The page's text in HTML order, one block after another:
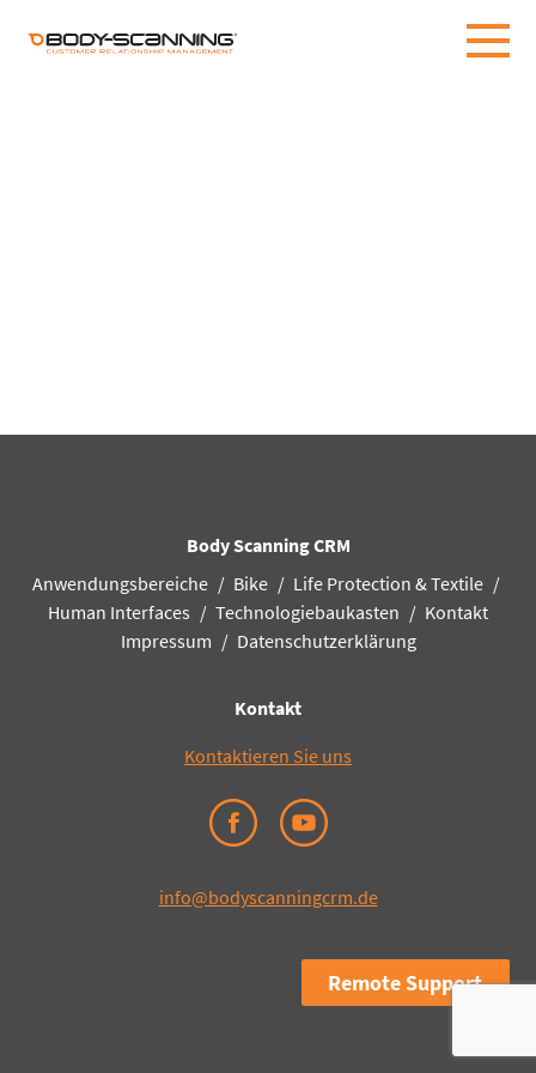
Body Scanning CRM
Anwendungsbereiche
Bike
Life Protection & Textile
Human Interfaces
Technologiebaukasten
Kontakt
Impressum
Datenschutzerklärung
Kontakt
Kontaktieren Sie uns
info@bodyscanningcrm.de
Remote Support